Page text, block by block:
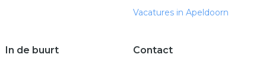
Vacatures in Apeldoorn
In de buurt Contact